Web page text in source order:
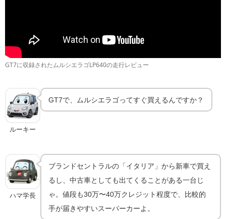
GT7に収録されたムルシエラゴLP640の走行レビュー
ルーキー
GT7で、ムルシエラゴってすぐ買えるんですか？
ハマ学長
ブランドセントラルの「イタリア」から新車で買え
るし、中古車としても出てくることがある一台じ
ゃ。値段も30万〜40万クレジット程度で、比較的
手が届きやすいスーパーカーよ。